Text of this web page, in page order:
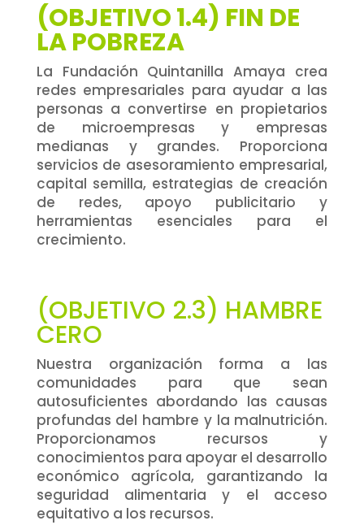
(OBJETIVO 1.4) FIN DE
LA POBREZA
La Fundación Quintanilla Amaya crea
redes empresariales para ayudar a las
personas a convertirse en propietarios
de microempresas y empresas
medianas y grandes. Proporciona
servicios de asesoramiento empresarial,
capital semilla, estrategias de creación
de redes, apoyo publicitario y
herramientas esenciales para el
crecimiento.
(OBJETIVO 2.3) HAMBRE
CERO
Nuestra organización forma a las
comunidades para que sean
autosuficientes abordando las causas
profundas del hambre y la malnutrición.
Proporcionamos recursos y
conocimientos para apoyar el desarrollo
económico agrícola, garantizando la
seguridad alimentaria y el acceso
equitativo a los recursos.